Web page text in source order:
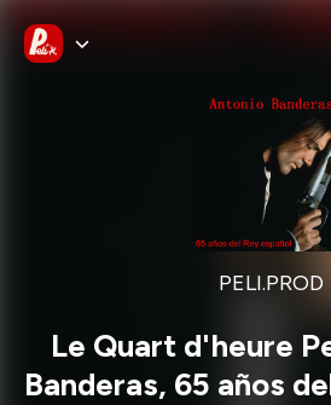
PELI.PROD
Le Quart d'heure
Banderas, 65 años